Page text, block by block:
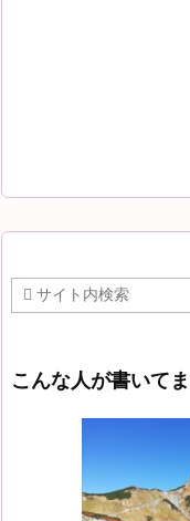
こんな人が書いて